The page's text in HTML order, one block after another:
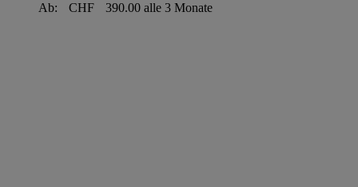
Ab: CHF 390.00 alle 3 Monate